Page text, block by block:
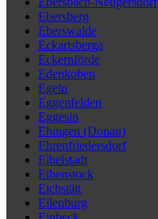
Ebersberg
Eberswalde
Eckartsberga
Eckernförde
Edenkoben
Egeln
Eggenfelden
Eggesin
Ehingen (Donau)
Ehrenfriedersdorf
Eibelstadt
Eibenstock
Eichstätt
Eilenburg